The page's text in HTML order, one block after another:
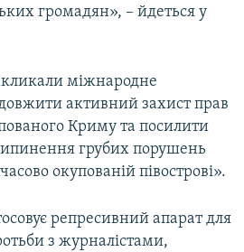
громадян», – йдеться у
міжнародне
активний захист прав
Криму та посилити
грубих порушень
окупованій півострові».
репресивний апарат для
з журналістами,